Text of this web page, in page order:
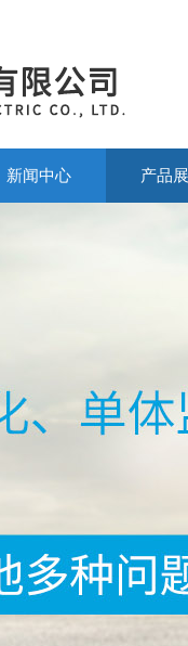
新闻中心 产品